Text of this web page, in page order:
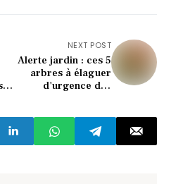
à
NEXT POST
Alerte jardin : ces 5
arbres à élaguer
d'urgence dès